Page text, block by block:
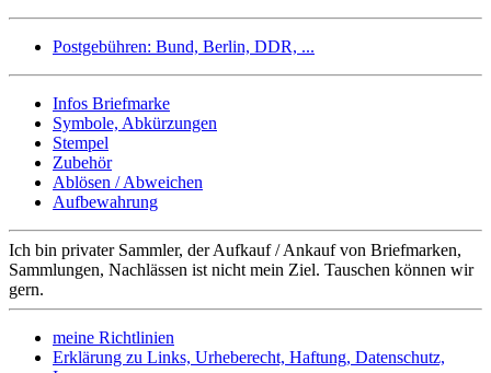
Postgebühren: Bund, Berlin, DDR, ...
Infos Briefmarke
Symbole, Abkürzungen
Stempel
Zubehör
Ablösen / Abweichen
Aufbewahrung
Ich bin privater Sammler, der Aufkauf / Ankauf von Briefmarken,
Sammlungen, Nachlässen ist nicht mein Ziel. Tauschen können wir
gern.
meine Richtlinien
Erklärung zu Links, Urheberecht, Haftung, Datenschutz,